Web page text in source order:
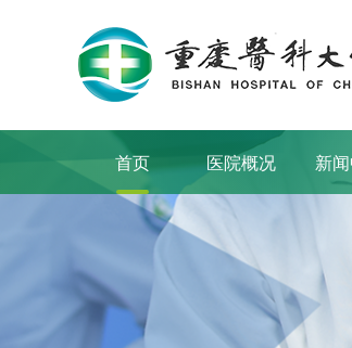
首页 医院概况 新